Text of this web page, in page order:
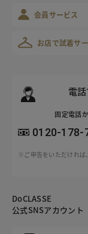
会員サービス
お店で試着サ
電
固定電話
0120-178-
※ご申告をいただければ
DoCLASSE
公式SNSアカウント